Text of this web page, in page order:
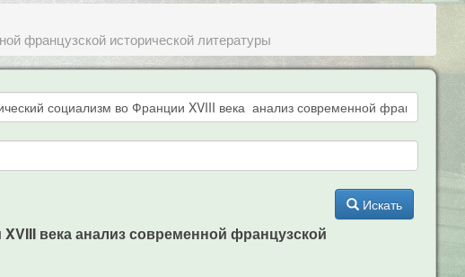
французской исторической литературы
Искать
века анализ современной французской